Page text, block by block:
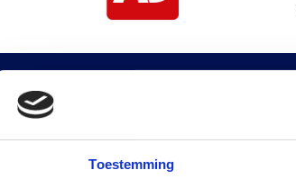
Toestemming
kiezen voor